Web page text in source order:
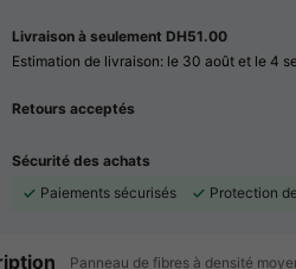
Livraison à seulement DH51.00
Estimation de livraison: le 30 août et le 4
Retours acceptés
Sécurité des achats
Paiements sécurisés
Protection
Panneau de fibres à densité